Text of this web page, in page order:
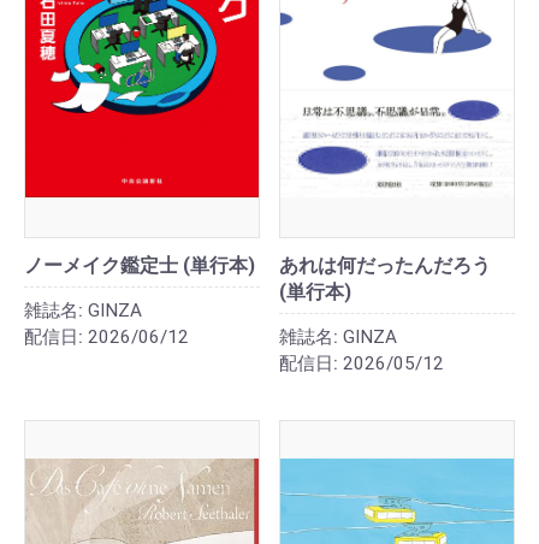
ノーメイク鑑定士 (単行本)
雑誌名: GINZA
配信日: 2026/06/12
あれは何だったんだろう
(単行本)
雑誌名: GINZA
配信日: 2026/05/12